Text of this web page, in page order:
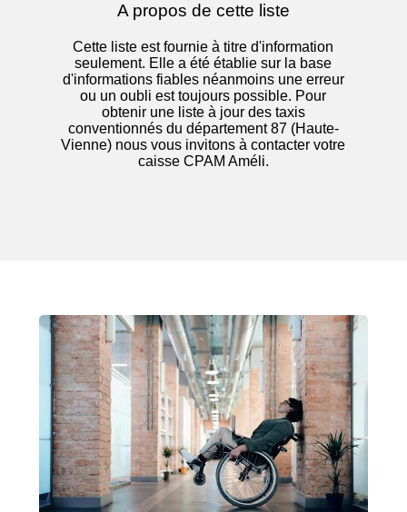
A propos de cette liste
Cette liste est fournie à titre d'information
seulement. Elle a été établie sur la base
d'informations fiables néanmoins une erreur
ou un oubli est toujours possible. Pour
obtenir une liste à jour des taxis
conventionnés du département 87 (Haute-
Vienne) nous vous invitons à contacter votre
caisse CPAM Améli.